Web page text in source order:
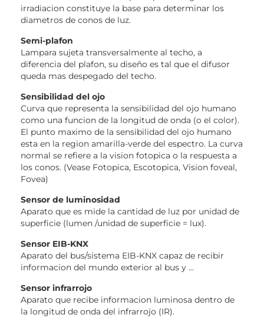
irradiacion constituye la base para determinar los
diametros de conos de luz.
Semi-plafon
Lampara sujeta transversalmente al techo, a
diferencia del plafon, su diseño es tal que el difusor
queda mas despegado del techo.
Sensibilidad del ojo
Curva que representa la sensibilidad del ojo humano
como una funcion de la longitud de onda (o el color).
El punto maximo de la sensibilidad del ojo humano
esta en la region amarilla-verde del espectro. La curva
normal se refiere a la vision fotopica o la respuesta a
los conos. (Vease Fotopica, Escotopica, Vision foveal,
Fovea)
Sensor de luminosidad
Aparato que es mide la cantidad de luz por unidad de
superficie (lumen /unidad de superficie = lux).
Sensor EIB-KNX
Aparato del bus/sistema EIB-KNX capaz de recibir
informacion del mundo exterior al bus y ...
Sensor infrarrojo
Aparato que recibe informacion luminosa dentro de
la longitud de onda del infrarrojo (IR).